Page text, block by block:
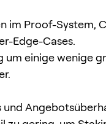
im Proof-System,
Edge-Cases.
um einige wenige
und